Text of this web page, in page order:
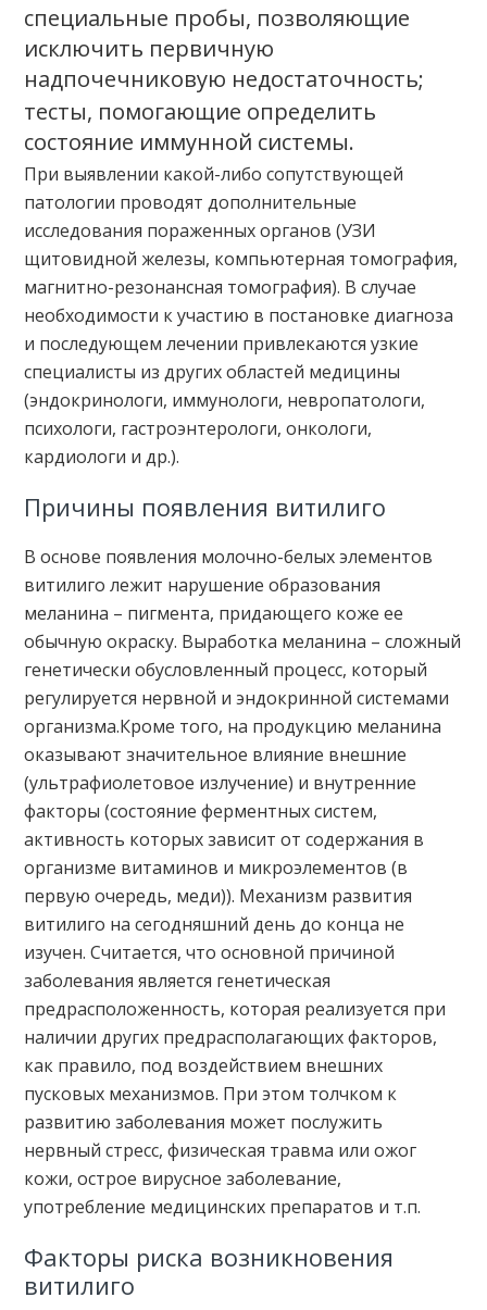
специальные пробы, позволяющие
исключить первичную
надпочечниковую недостаточность;
тесты, помогающие определить
состояние иммунной системы.
При выявлении какой-либо сопутствующей
патологии проводят дополнительные
исследования пораженных органов (УЗИ
щитовидной железы, компьютерная томография,
магнитно-резонансная томография). В случае
необходимости к участию в постановке диагноза
и последующем лечении привлекаются узкие
специалисты из других областей медицины
(эндокринологи, иммунологи, невропатологи,
психологи, гастроэнтерологи, онкологи,
кардиологи и др.).
Причины появления витилиго
В основе появления молочно-белых элементов
витилиго лежит нарушение образования
меланина – пигмента, придающего коже ее
обычную окраску. Выработка меланина – сложный
генетически обусловленный процесс, который
регулируется нервной и эндокринной системами
организма.Кроме того, на продукцию меланина
оказывают значительное влияние внешние
(ультрафиолетовое излучение) и внутренние
факторы (состояние ферментных систем,
активность которых зависит от содержания в
организме витаминов и микроэлементов (в
первую очередь, меди)). Механизм развития
витилиго на сегодняшний день до конца не
изучен. Считается, что основной причиной
заболевания является генетическая
предрасположенность, которая реализуется при
наличии других предрасполагающих факторов,
как правило, под воздействием внешних
пусковых механизмов. При этом толчком к
развитию заболевания может послужить
нервный стресс, физическая травма или ожог
кожи, острое вирусное заболевание,
употребление медицинских препаратов и т.п.
Факторы риска возникновения
витилиго